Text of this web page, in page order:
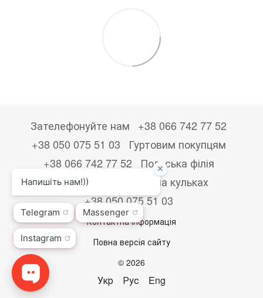
Зателефонуйте нам
+38 066 742 77 52
+38 050 075 51 03
Гуртовим покупцям
+38 066 742 77 52
Польська філія
+48533867723
Друк на кульках
+38 050 075 51 03
Контактна інформація
Повна версія сайту
© 2026
Укр Рус Eng